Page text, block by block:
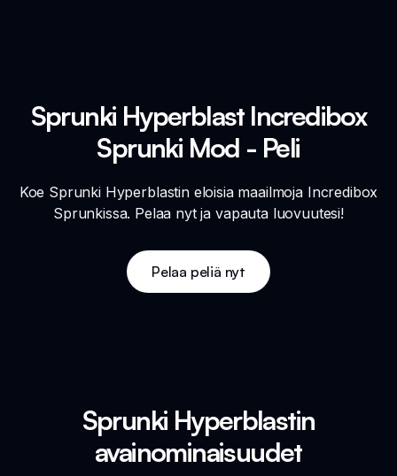
Sprunki Hyperblast Incredibox
Sprunki Mod - Peli
Koe Sprunki Hyperblastin eloisia maailmoja Incredibox
Sprunkissa. Pelaa nyt ja vapauta luovuutesi!
Pelaa peliä nyt
Sprunki Hyperblastin
avainominaisuudet